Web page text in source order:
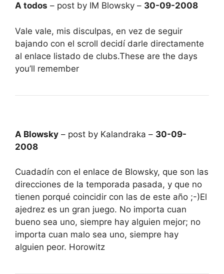
A todos – post by IM Blowsky – 30-09-2008
Vale vale, mis disculpas, en vez de seguir
bajando con el scroll decidí darle directamente
al enlace listado de clubs.These are the days
you’ll remember
A Blowsky – post by Kalandraka – 30-09-
2008
Cuadadín con el enlace de Blowsky, que son las
direcciones de la temporada pasada, y que no
tienen porqué coincidir con las de este año ;-)El
ajedrez es un gran juego. No importa cuan
bueno sea uno, siempre hay alguien mejor; no
importa cuan malo sea uno, siempre hay
alguien peor. Horowitz